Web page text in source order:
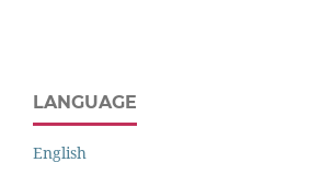
LANGUAGE
English